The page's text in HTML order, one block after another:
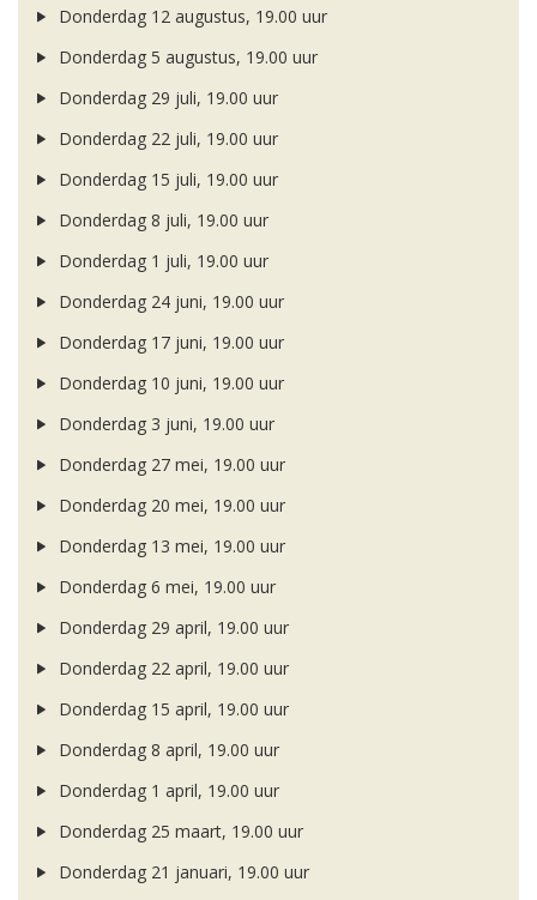
Donderdag 12 augustus, 19.00 uur
Donderdag 5 augustus, 19.00 uur
Donderdag 29 juli, 19.00 uur
Donderdag 22 juli, 19.00 uur
Donderdag 15 juli, 19.00 uur
Donderdag 8 juli, 19.00 uur
Donderdag 1 juli, 19.00 uur
Donderdag 24 juni, 19.00 uur
Donderdag 17 juni, 19.00 uur
Donderdag 10 juni, 19.00 uur
Donderdag 3 juni, 19.00 uur
Donderdag 27 mei, 19.00 uur
Donderdag 20 mei, 19.00 uur
Donderdag 13 mei, 19.00 uur
Donderdag 6 mei, 19.00 uur
Donderdag 29 april, 19.00 uur
Donderdag 22 april, 19.00 uur
Donderdag 15 april, 19.00 uur
Donderdag 8 april, 19.00 uur
Donderdag 1 april, 19.00 uur
Donderdag 25 maart, 19.00 uur
Donderdag 21 januari, 19.00 uur